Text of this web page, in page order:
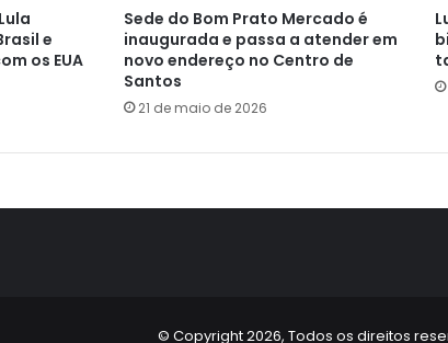
e
os EUA
Sede do Bom Prato Mercado é
inaugurada e passa a atender em
novo endereço no Centro de
Santos
21 de maio de 2026
© Copyright 2026, Todos os direitos